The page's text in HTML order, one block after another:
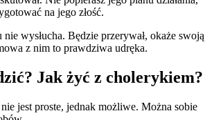
na jego złość.
wysłucha. Będzie przerywał, okaże swoją
z nim to prawdziwa udręka.
Jak żyć z cholerykiem?
jest proste, jednak możliwe. Można sobie